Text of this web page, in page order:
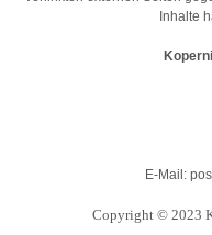
Inhalte
E-Mail:
Copyright © 2023